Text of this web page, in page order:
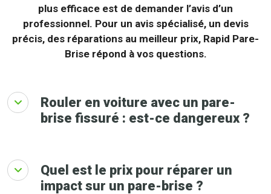
plus efficace est de demander l’avis d’un
professionnel. Pour un avis spécialisé, un devis
précis, des réparations au meilleur prix, Rapid Pare-
Brise répond à vos questions.
Rouler en voiture avec un pare-
brise fissuré : est-ce dangereux ?
Quel est le prix pour réparer un
impact sur un pare-brise ?